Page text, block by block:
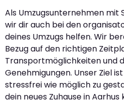
Als Umzugsunternehmen mit
wir dir auch bei den
deines Umzugs helfen. Wir
Bezug auf den richtigen
Transportmöglichkeiten und
Genehmigungen. Unser Ziel
stressfrei wie möglich zu
dein neues Zuhause in